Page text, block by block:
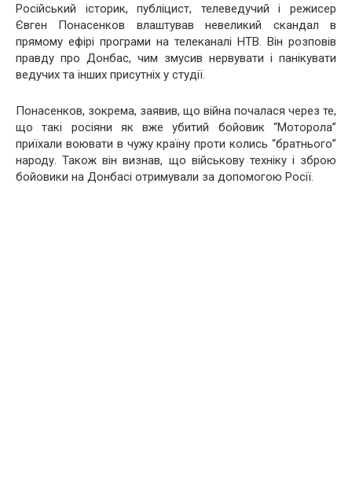
Російський історик, публіцист, телеведучий і режисер
Євген Понасенков влаштував невеликий скандал в
прямому ефірі програми на телеканалі НТВ. Він розповів
правду про Донбас, чим змусив нервувати і панікувати
ведучих та інших присутніх у студії.
Понасенков, зокрема, заявив, що війна почалася через те,
що такі росіяни як вже убитий бойовик “Моторола”
приїхали воювати в чужу країну проти колись “братнього”
народу. Також він визнав, що військову техніку і зброю
бойовики на Донбасі отримували за допомогою Росії.